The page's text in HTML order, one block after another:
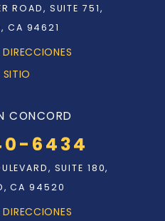
ROAD, SUITE 751,
CA 94621
SITIO
CONCORD
6434
SUITE 180,
CA 94520